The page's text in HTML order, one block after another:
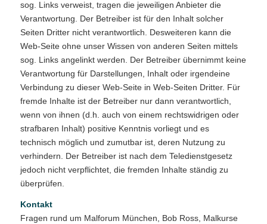
sog. Links verweist, tragen die jeweiligen Anbieter die
Verantwortung. Der Betreiber ist für den Inhalt solcher
Seiten Dritter nicht verantwortlich. Desweiteren kann die
Web-Seite ohne unser Wissen von anderen Seiten mittels
sog. Links angelinkt werden. Der Betreiber übernimmt keine
Verantwortung für Darstellungen, Inhalt oder irgendeine
Verbindung zu dieser Web-Seite in Web-Seiten Dritter. Für
fremde Inhalte ist der Betreiber nur dann verantwortlich,
wenn von ihnen (d.h. auch von einem rechtswidrigen oder
strafbaren Inhalt) positive Kenntnis vorliegt und es
technisch möglich und zumutbar ist, deren Nutzung zu
verhindern. Der Betreiber ist nach dem Teledienstgesetz
jedoch nicht verpflichtet, die fremden Inhalte ständig zu
überprüfen.
Kontakt
Fragen rund um Malforum München, Bob Ross, Malkurse